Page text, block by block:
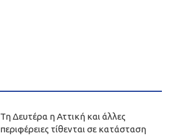
Τη Δευτέρα η Αττική και άλλες
περιφέρειες τίθενται σε κατάσταση